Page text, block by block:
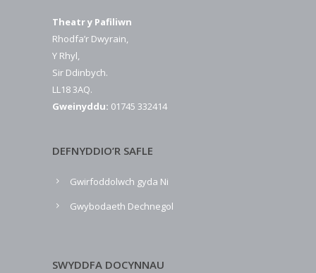
Theatr y Pafiliwn
Rhodfa’r Dwyrain,
Y Rhyl,
Sir Ddinbych.
LL18 3AQ.
Gweinyddu: 01745 332414
DEFNYDDIO’R SAFLE
Gwirfoddolwch gyda Ni
Gwybodaeth Dechnegol
SWYDDFA DOCYNNAU